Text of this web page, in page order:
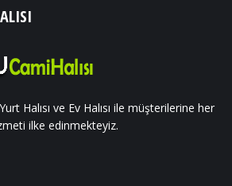
Halısı ve Ev Halısı ile müşterilerine her
ilke edinmekteyiz.